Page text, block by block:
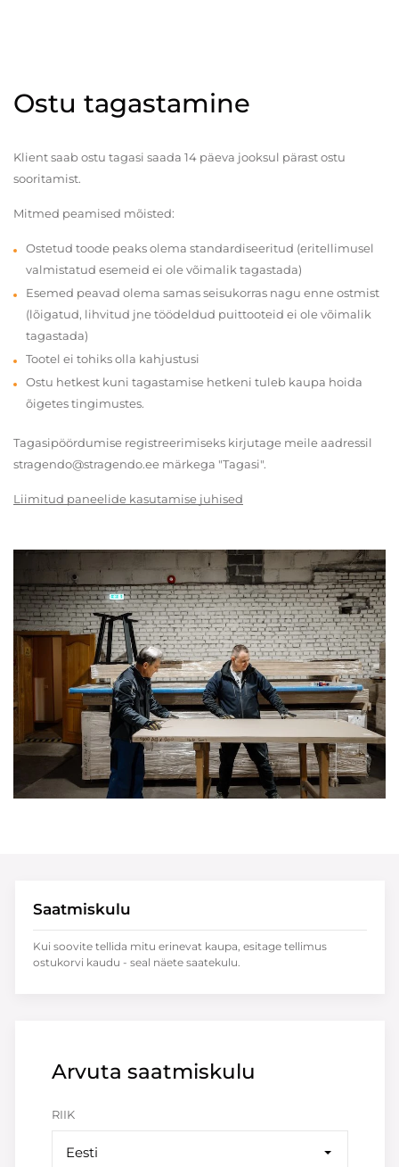
Ostu tagastamine
Klient saab ostu tagasi saada 14 päeva jooksul pärast ostu
sooritamist.
Mitmed peamised mõisted:
Ostetud toode peaks olema standardiseeritud (eritellimusel
valmistatud esemeid ei ole võimalik tagastada)
Esemed peavad olema samas seisukorras nagu enne ostmist
(lõigatud, lihvitud jne töödeldud puittooteid ei ole võimalik
tagastada)
Tootel ei tohiks olla kahjustusi
Ostu hetkest kuni tagastamise hetkeni tuleb kaupa hoida
õigetes tingimustes.
Tagasipöördumise registreerimiseks kirjutage meile aadressil
stragendo@stragendo.ee märkega "Tagasi".
Liimitud paneelide kasutamise juhised
Arvuta saatmiskulu
RIIK
Eesti
Saatmiskulu
Kui soovite tellida mitu erinevat kaupa, esitage tellimus
ostukorvi kaudu - seal näete saatekulu.